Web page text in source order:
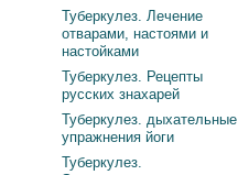
Туберкулез. Лечение
отварами, настоями и
настойками
Туберкулез. Рецепты
русских знахарей
Туберкулез. дыхательные
упражнения йоги
Туберкулез.